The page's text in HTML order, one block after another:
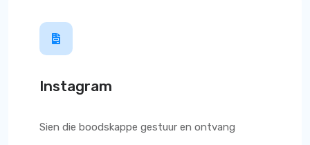
Instagram
Sien die boodskappe gestuur en ontvang